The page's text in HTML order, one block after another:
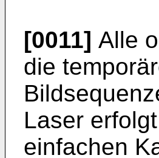
[0011] Alle
die
Laser
einfachen